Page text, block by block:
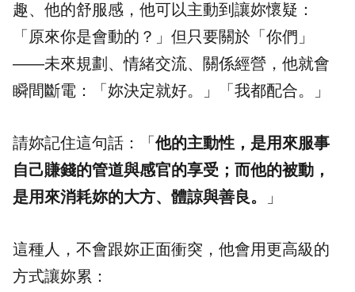
趣、他的舒服感，他可以主動到讓妳懷疑：
「原來你是會動的？」但只要關於「你們」
——未來規劃、情緒交流、關係經營，他就會
瞬間斷電：「妳決定就好。」「我都配合。」
請妳記住這句話：​「 他的主動性，是用來服事
自己賺錢的管道與感官的享受；而他的被動，
是用來消耗妳的大方、體諒與善良。
」
這種人，不會跟妳正面衝突，他會用更高級的
方式讓妳累：